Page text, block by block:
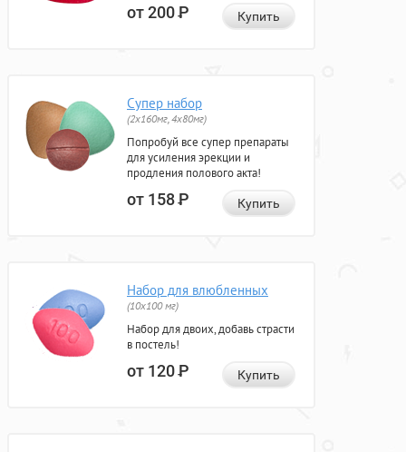
от 200Р Купить
Супер набор
(2х160мг, 4х80мг)
Попробуй все супер препараты
для усиления эрекции и
продления полового акта!
от 158Р Купить
Набор для влюбленных
(10х100 мг)
Набор для двоих, добавь страсти
в постель!
от 120Р Купить